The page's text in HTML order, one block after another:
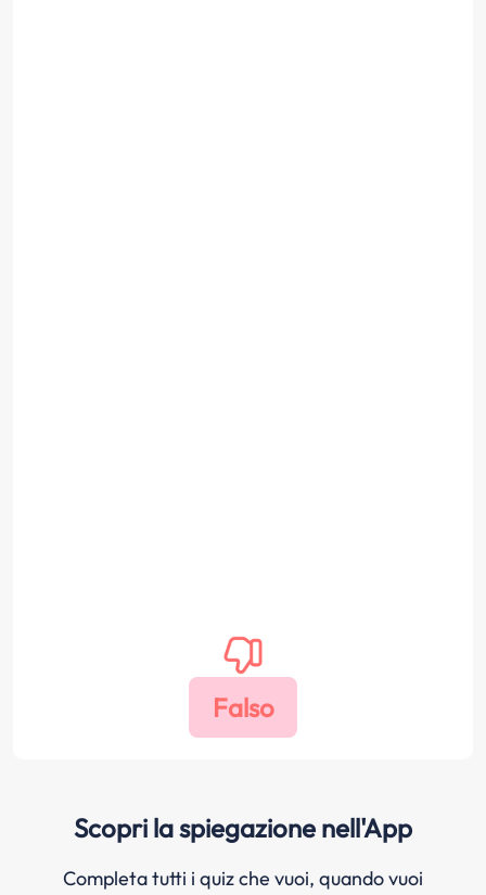
Scopri la spiegazione nell'App
Completa tutti i quiz che vuoi, quando vuoi